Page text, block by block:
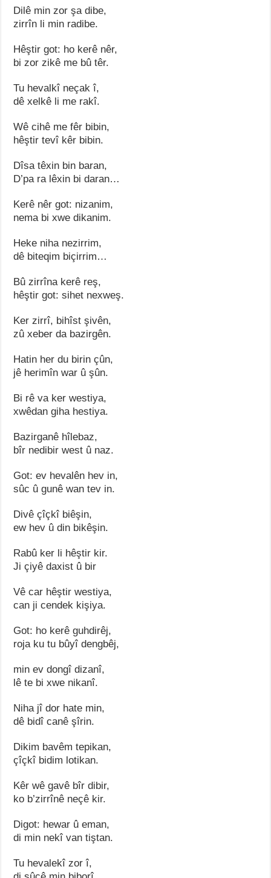
Dilê min zor şa dibe,
zirrîn li min radibe.
Hêştir got: ho kerê nêr,
bi zor zikê me bû têr.
Tu hevalkî neçak î,
dê xelkê li me rakî.
Wê cihê me fêr bibin,
hêştir tevî kêr bibin.
Dîsa têxin bin baran,
D’pa ra lêxin bi daran…
Kerê nêr got: nizanim,
nema bi xwe dikanim.
Heke niha nezirrim,
dê biteqim biçirrim…
Bû zirrîna kerê reş,
hêştir got: sihet nexweş.
Ker zirrî, bihîst şivên,
zû xeber da bazirgên.
Hatin her du birin çûn,
jê herimîn war û şûn.
Bi rê va ker westiya,
xwêdan giha hestiya.
Bazirganê hîlebaz,
bîr nedibir west û naz.
Got: ev hevalên hev in,
sûc û gunê wan tev in.
Divê çîçkî biêşin,
ew hev û din bikêşin.
Rabû ker li hêştir kir.
Ji çiyê daxist û bir
Vê car hêştir westiya,
can ji cendek kişiya.
Got: ho kerê guhdirêj,
roja ku tu bûyî dengbêj,
min ev dongî dizanî,
lê te bi xwe nikanî.
Niha jî dor hate min,
dê bidî canê şîrin.
Dikim bavêm tepikan,
çîçkî bidim lotikan.
Kêr wê gavê bîr dibir,
ko b’zirrînê neçê kir.
Digot: hewar û eman,
di min nekî van tiştan.
Tu hevalekî zor î,